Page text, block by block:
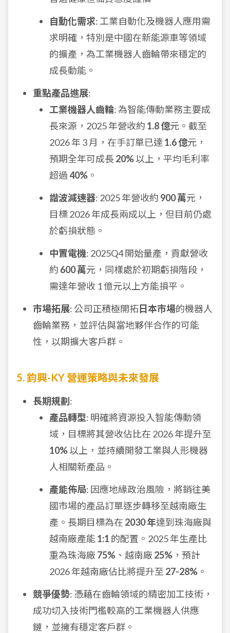
自動化需求: 工業自動化及機器人應用需
求明確，特別是中國在新能源車等領域
的擴產，為工業機器人齒輪帶來穩定的
成長動能。
重點產品進展:
工業機器人齒輪: 為智能傳動業務主要成
長來源，2025 年營收約 1.8 億元。截至
2026 年 3 月，在手訂單已達 1.6 億元，
預期全年可成長 20%以上，平均毛利率
超過40% 。
諧波減速器: 2025 年營收約 900 萬元，
目標 2026 年成長兩成以上，但目前仍處
於虧損狀態。
中置電機: 2025Q4 開始量產，貢獻營收
約 600 萬元，同樣處於初期虧損階段，
需達年營收 1 億元以上方能損平。
市場拓展: 公司正積極開拓 日本市場的機器人
齒輪業務，並評估與當地夥伴合作的可能
性，以期擴大客戶群。
5. 鈞興-KY 營運策略與未來發展
長期規劃:
產品轉型: 明確將資源投入智能傳動領
域，目標將其營收佔比在 2026 年提升至
10%以上，並持續開發工業與人形機器
人相關新產品。
產能佈局: 因應地緣政治風險，將銷往美
國市場的產品訂單逐步轉移至越南廠生
產。長期目標為在 2030 年達到珠海廠與
越南廠產能1:1 的配置。2025 年生產比
重為珠海廠 75% 、越南廠 25% ，預計
2026 年越南廠佔比將提升至 27-28% 。
競爭優勢: 憑藉在齒輪領域的精密加工技術，
成功切入技術門檻較高的工業機器人供應
鏈，並擁有穩定客戶群。